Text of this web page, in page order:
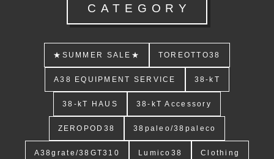
CATEGORY
★SUMMER SALE★ TOREOTTO38
A38 EQUIPMENT SERVICE 38-kT
38-kT HAUS 38-kT Accessory
ZEROPOD38 38paleo/38paleco
A38grate/38GT310 Lumico38 Clothing